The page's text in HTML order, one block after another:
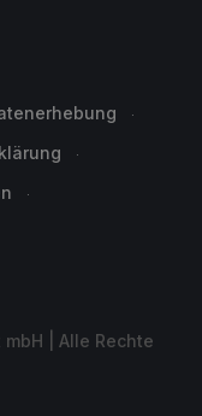
| Alle Rechte